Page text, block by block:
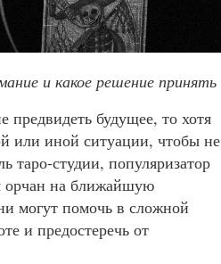
и какое решение принять
будущее, то хотя
или иной ситуации, чтобы не
таро-студии, популяризатор
орчан на ближайшую
могут помочь в сложной
и предостеречь от